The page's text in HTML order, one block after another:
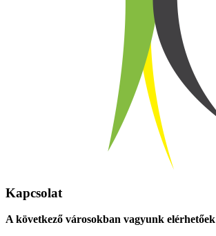
Kapcsolat
A következő városokban vagyunk elérhetőek